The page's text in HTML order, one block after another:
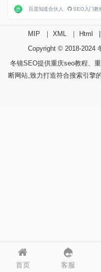
百度知道合伙人 SEO入门教
首页 客服
MIP ｜ XML ｜ Html
Copyright © 2018-2024
冬镜SEO提供重庆seo教程、
断网站,致力打造符合搜索引擎